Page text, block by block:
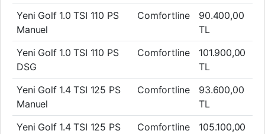
Yeni Golf 1.0 TSI 110 PS
Manuel
Comfortline
90.400,00
TL
Yeni Golf 1.0 TSI 110 PS
DSG
Comfortline
101.900,00
TL
Yeni Golf 1.4 TSI 125 PS
Manuel
Comfortline
93.600,00
TL
Yeni Golf 1.4 TSI 125 PS
Comfortline
105.100,00